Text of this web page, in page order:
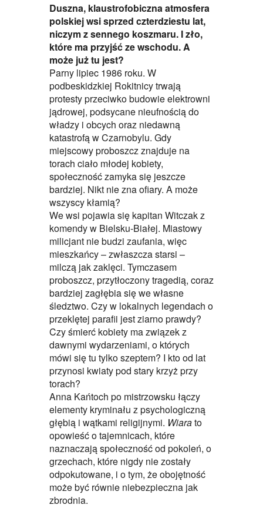
Duszna, klaustrofobiczna atmosfera
polskiej wsi sprzed czterdziestu lat,
niczym z sennego koszmaru. I zło,
które ma przyjść ze wschodu. A
może już tu jest?
Parny lipiec 1986 roku. W
podbeskidzkiej Rokitnicy trwają
protesty przeciwko budowie elektrowni
jądrowej, podsycane nieufnością do
władzy i obcych oraz niedawną
katastrofą w Czarnobylu. Gdy
miejscowy proboszcz znajduje na
torach ciało młodej kobiety,
społeczność zamyka się jeszcze
bardziej. Nikt nie zna ofiary. A może
wszyscy kłamią?
We wsi pojawia się kapitan Witczak z
komendy w Bielsku-Białej. Miastowy
milicjant nie budzi zaufania, więc
mieszkańcy – zwłaszcza starsi –
milczą jak zaklęci. Tymczasem
proboszcz, przytłoczony tragedią, coraz
bardziej zagłębia się we własne
śledztwo. Czy w lokalnych legendach o
przeklętej parafii jest ziarno prawdy?
Czy śmierć kobiety ma związek z
dawnymi wydarzeniami, o których
mówi się tu tylko szeptem? I kto od lat
przynosi kwiaty pod stary krzyż przy
torach?
Anna Kańtoch po mistrzowsku łączy
elementy kryminału z psychologiczną
głębią i wątkami religijnymi. Wiarato
opowieść o tajemnicach, które
naznaczają społeczność od pokoleń, o
grzechach, które nigdy nie zostały
odpokutowane, i o tym, że obojętność
może być równie niebezpieczna jak
zbrodnia.